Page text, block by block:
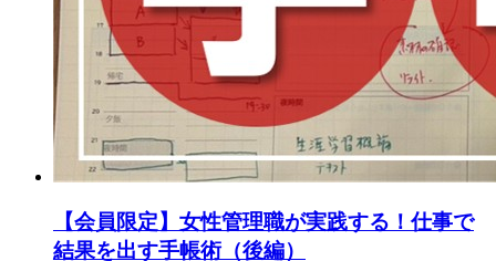
【会員限定】女性管理職が実践する！仕事で
結果を出す手帳術（後編）